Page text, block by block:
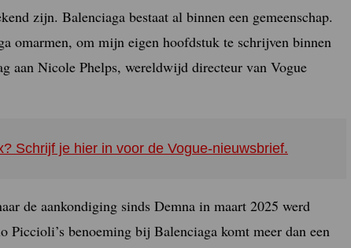
zijn. Balenciaga bestaat al binnen een gemeenschap.
omarmen, om mijn eigen hoofdstuk te schrijven binnen
aan Nicole Phelps, wereldwijd directeur van Vogue
Schrijf je hier in voor de Vogue-nieuwsbrief.
de aankondiging sinds Demna in maart 2025 werd
benoeming bij Balenciaga komt meer dan een